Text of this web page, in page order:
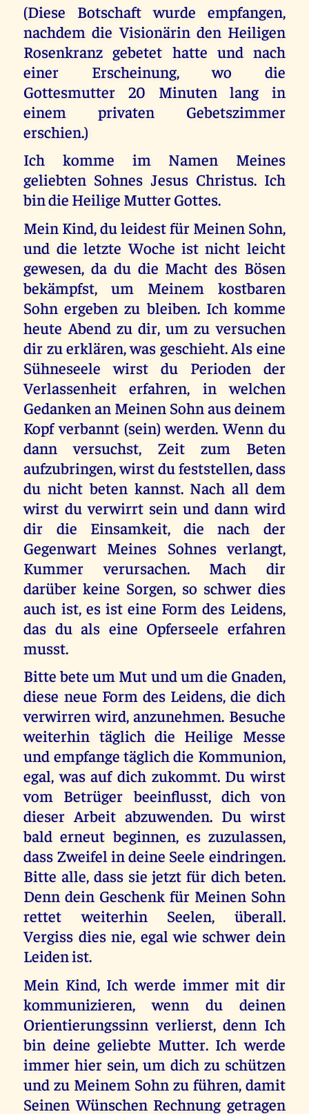
(Diese Botschaft wurde empfangen,
nachdem die Visionärin den Heiligen
Rosenkranz gebetet hatte und nach
einer Erscheinung, wo die
Gottesmutter 20 Minuten lang in
einem privaten Gebetszimmer
erschien.)
Ich komme im Namen Meines
geliebten Sohnes Jesus Christus. Ich
bin die Heilige Mutter Gottes.
Mein Kind, du leidest für Meinen Sohn,
und die letzte Woche ist nicht leicht
gewesen, da du die Macht des Bösen
bekämpfst, um Meinem kostbaren
Sohn ergeben zu bleiben. Ich komme
heute Abend zu dir, um zu versuchen
dir zu erklären, was geschieht. Als eine
Sühneseele wirst du Perioden der
Verlassenheit erfahren, in welchen
Gedanken an Meinen Sohn aus deinem
Kopf verbannt (sein) werden. Wenn du
dann versuchst, Zeit zum Beten
aufzubringen, wirst du feststellen, dass
du nicht beten kannst. Nach all dem
wirst du verwirrt sein und dann wird
dir die Einsamkeit, die nach der
Gegenwart Meines Sohnes verlangt,
Kummer verursachen. Mach dir
darüber keine Sorgen, so schwer dies
auch ist, es ist eine Form des Leidens,
das du als eine Opferseele erfahren
musst.
Bitte bete um Mut und um die Gnaden,
diese neue Form des Leidens, die dich
verwirren wird, anzunehmen. Besuche
weiterhin täglich die Heilige Messe
und empfange täglich die Kommunion,
egal, was auf dich zukommt. Du wirst
vom Betrüger beeinflusst, dich von
dieser Arbeit abzuwenden. Du wirst
bald erneut beginnen, es zuzulassen,
dass Zweifel in deine Seele eindringen.
Bitte alle, dass sie jetzt für dich beten.
Denn dein Geschenk für Meinen Sohn
rettet weiterhin Seelen, überall.
Vergiss dies nie, egal wie schwer dein
Leiden ist.
Mein Kind, Ich werde immer mit dir
kommunizieren, wenn du deinen
Orientierungssinn verlierst, denn Ich
bin deine geliebte Mutter. Ich werde
immer hier sein, um dich zu schützen
und zu Meinem Sohn zu führen, damit
Seinen Wünschen Rechnung getragen